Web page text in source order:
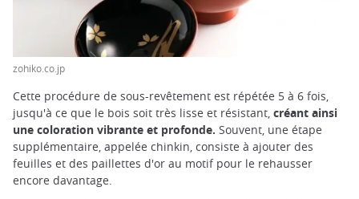
zohiko.co.jp
Cette procédure de sous-revêtement est répétée 5 à 6 fois,
jusqu'à ce que le bois soit très lisse et résistant, créant ainsi
une coloration vibrante et profonde. Souvent, une étape
supplémentaire, appelée chinkin, consiste à ajouter des
feuilles et des paillettes d'or au motif pour le rehausser
encore davantage.